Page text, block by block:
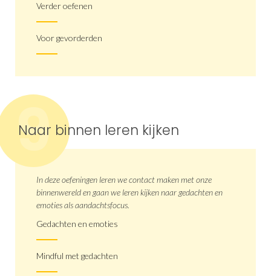
Verder oefenen
Voor gevorderden
9
Naar binnen leren kijken
In deze oefeningen leren we contact maken met onze
binnenwereld en gaan we leren kijken naar gedachten en
emoties als aandachtsfocus.
Gedachten en emoties
Mindful met gedachten